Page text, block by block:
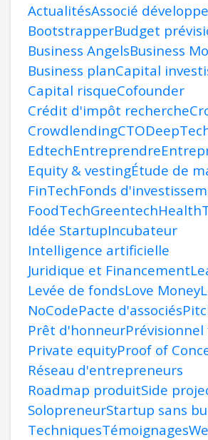
ActualitésAssocié
BootstrapperBudget
Business AngelsBusiness
Business planCapital
Capital risqueCofounder
Crédit d'impôt recherche
CrowdlendingCTO
EdtechEntreprendre
Equity & vestingÉtude de
FinTechFonds
FoodTechGreentech
Idée StartupIncubateur
Intelligence artificielle
Juridique et Financement
Levée de fondsLove Money
NoCodePacte d'associés
Prêt d'honneur
Private equityProof of
Réseau d'entrepreneurs
Roadmap produitSide
SolopreneurStartup sans
TechniquesTémoignages